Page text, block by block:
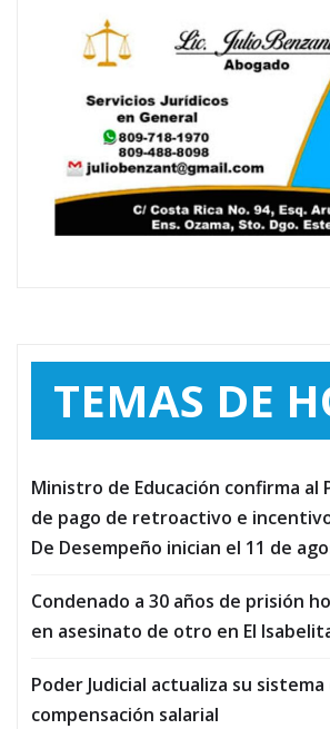
TEMAS DE
Ministro de Educación confirma al
de pago de retroactivo e
De Desempeño inician el 11 de
Condenado a 30 años de prisión
en asesinato de otro en El
Poder Judicial actualiza su sistema
compensación salarial